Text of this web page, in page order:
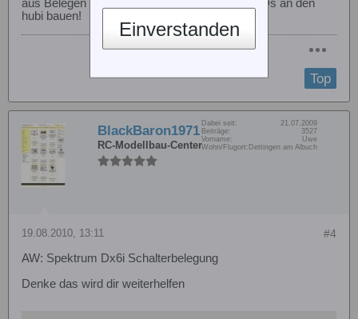
aus Belegen kann. Ich will mir mal ein paar LEDs an den
hubi bauen!
Top
BlackBaron1971
RC-Modellbau-Center
Dabei seit:
21.07.2009
Beiträge:
3527
Vorname:
Uwe
Wohn/Flugort: Dettingen am Albuch
#4
19.08.2010, 13:11
AW: Spektrum Dx6i Schalterbelegung
Denke das wird dir weiterhelfen
Einverstanden